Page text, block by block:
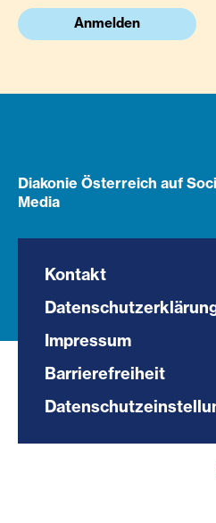
Anmelden
Diakonie Österreich auf
Media
Kontakt
Impressum
Barrierefreiheit